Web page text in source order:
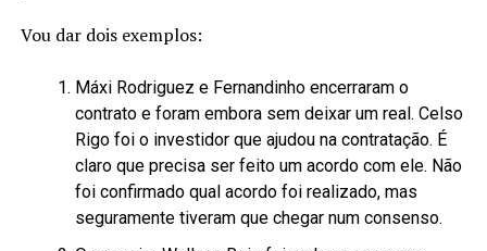
Vou dar dois exemplos:
Máxi Rodriguez e Fernandinho encerraram o
contrato e foram embora sem deixar um real. Celso
Rigo foi o investidor que ajudou na contratação. É
claro que precisa ser feito um acordo com ele. Não
foi confirmado qual acordo foi realizado, mas
seguramente tiveram que chegar num consenso.